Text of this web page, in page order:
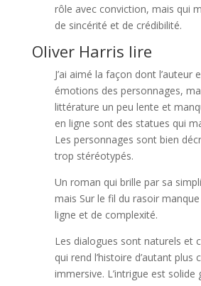
rôle avec conviction, mais qui
de sincérité et de crédibilité.
Oliver Harris lire
J’ai aimé la façon dont l’auteur
émotions des personnages,
littérature un peu lente et
en ligne sont des statues qui
Les personnages sont bien
trop stéréotypés.
Un roman qui brille par sa
mais Sur le fil du rasoir
ligne et de complexité.
Les dialogues sont naturels et
qui rend l’histoire d’autant plus
immersive. L’intrigue est solide